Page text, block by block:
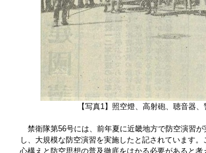
【写真1】照空燈、高射砲、聴音器
禁衛隊第56号には、前年夏に近畿地方で防空演習
し、大規模な防空演習を実施したと記されています
心構えと防空思想の普及徹底をはかる必要があると